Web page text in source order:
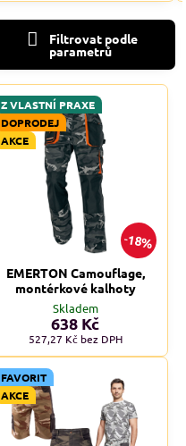
Filtrovat podle
parametrů
18%
Z VLASTNÍ PRAXE
DOPRODEJ
AKCE
EMERTON Camouflage,
montérkové kalhoty
Skladem
638 Kč
527,27 Kč bez DPH
FAVORIT
AKCE